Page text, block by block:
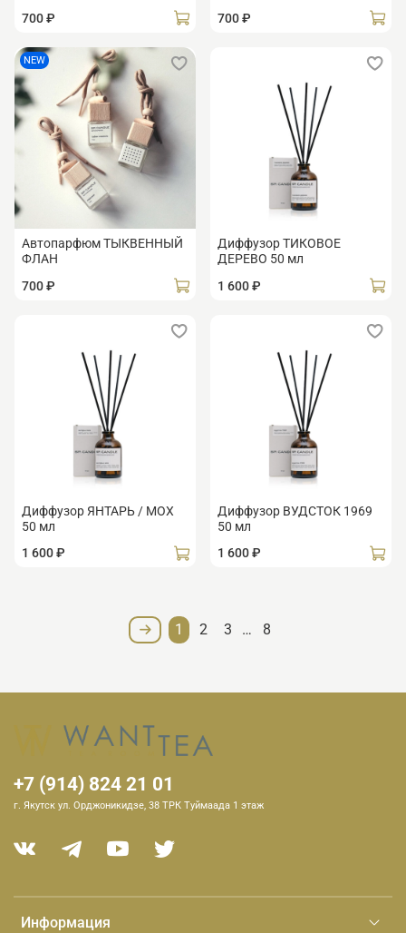
700 ₽
700 ₽
NEW
Автопарфюм ТЫКВЕННЫЙ
ФЛАН
700 ₽
Диффузор ТИКОВОЕ
ДЕРЕВО 50 мл
1 600 ₽
Диффузор ЯНТАРЬ / МОХ
50 мл
1 600 ₽
Диффузор ВУДСТОК 1969
50 мл
1 600 ₽
1 2 3 … 8
Информация
+7 (914) 824 21 01
г. Якутск ул. Орджоникидзе, 38 ТРК Туймаада 1 этаж